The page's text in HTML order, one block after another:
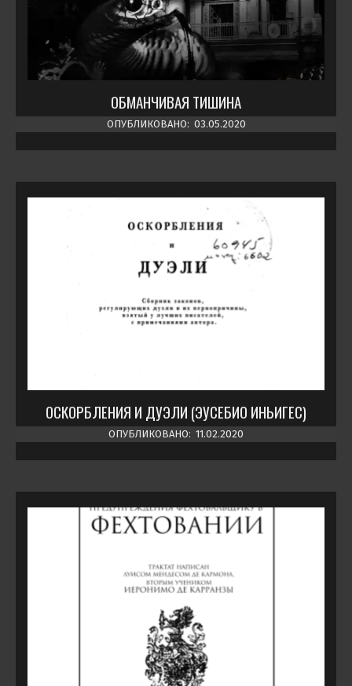
ОБМАНЧИВАЯ ТИШИНА
ОПУБЛИКОВАНО: 03.05.2020
ОСКОРБЛЕНИЯ И ДУЭЛИ (ЭУСЕБИО ИНЬИГЕС)
ОПУБЛИКОВАНО: 11.02.2020